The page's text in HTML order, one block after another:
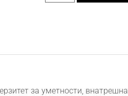
за уметности, внатрешна